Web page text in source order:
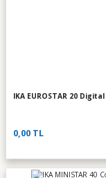
IKA EUROSTAR 20 Digital
0,00 TL